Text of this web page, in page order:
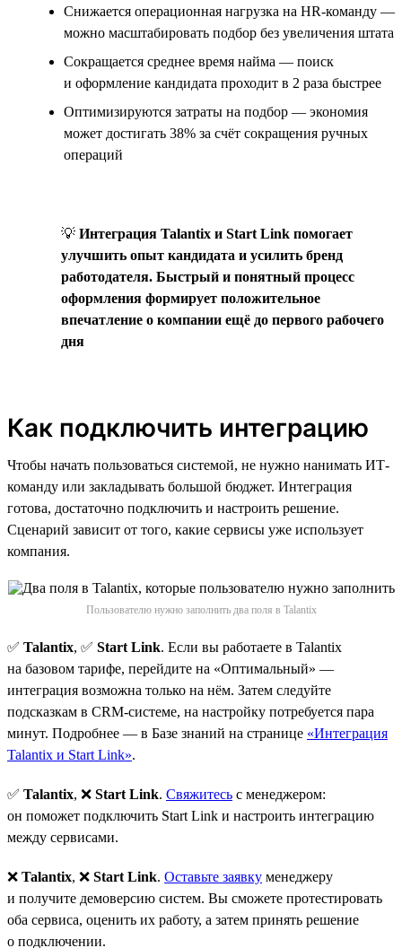
Снижается операционная нагрузка на HR-команду —
можно масштабировать подбор без увеличения штата
Сокращается среднее время найма — поиск
и оформление кандидата проходит в 2 раза быстрее
Оптимизируются затраты на подбор — экономия
может достигать 38% за счёт сокращения ручных
операций
💡 Интеграция Talantix и Start Link помогает
улучшить опыт кандидата и усилить бренд
работодателя. Быстрый и понятный процесс
оформления формирует положительное
впечатление о компании ещё до первого рабочего
дня
Как подключить интеграцию
Чтобы начать пользоваться системой, не нужно нанимать ИТ-
команду или закладывать большой бюджет. Интеграция
готова, достаточно подключить и настроить решение.
Сценарий зависит от того, какие сервисы уже использует
компания.
Пользователю нужно заполнить два поля в Talantix
✅ Talantix, ✅ Start Link. Если вы работаете в Talantix
на базовом тарифе, перейдите на «Оптимальный» —
интеграция возможна только на нём. Затем следуйте
подсказкам в CRM-системе, на настройку потребуется пара
минут. Подробнее — в Базе знаний на странице «Интеграция
Talantix и Start Link».
✅ Talantix, ❌ Start Link. Свяжитесь с менеджером:
он поможет подключить Start Link и настроить интеграцию
между сервисами.
❌ Talantix, ❌ Start Link. Оставьте заявку менеджеру
и получите демоверсию систем. Вы сможете протестировать
оба сервиса, оценить их работу, а затем принять решение
о подключении.